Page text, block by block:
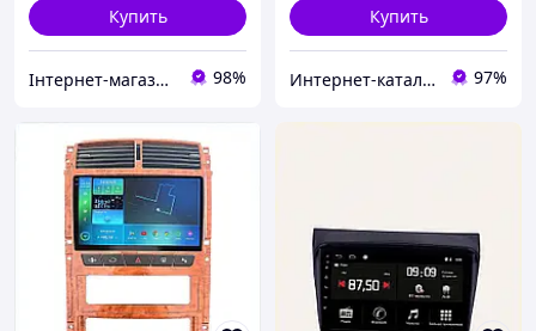
Купить
Інтернет-магазин NeonLemon 98%
Купить
Интернет-кат​алог с​ки​​д​​​ок "ElenaShop" 97%